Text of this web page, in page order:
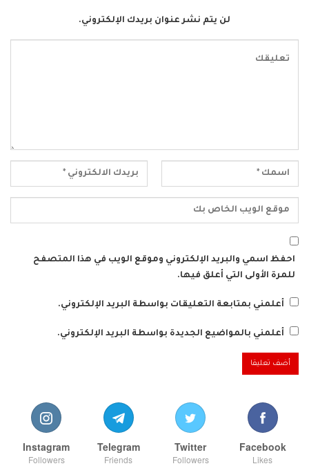
لن يتم نشر عنوان بريدك الإلكتروني.
احفظ اسمي والبريد الإلكتروني وموقع الويب في هذا المتصفح
للمرة الأولى التي أعلق فيها.
أعلمني بمتابعة التعليقات بواسطة البريد الإلكتروني.
أعلمني بالمواضيع الجديدة بواسطة البريد الإلكتروني.
Facebook
Likes
Twitter
Followers
Telegram
Friends
Instagram
Followers